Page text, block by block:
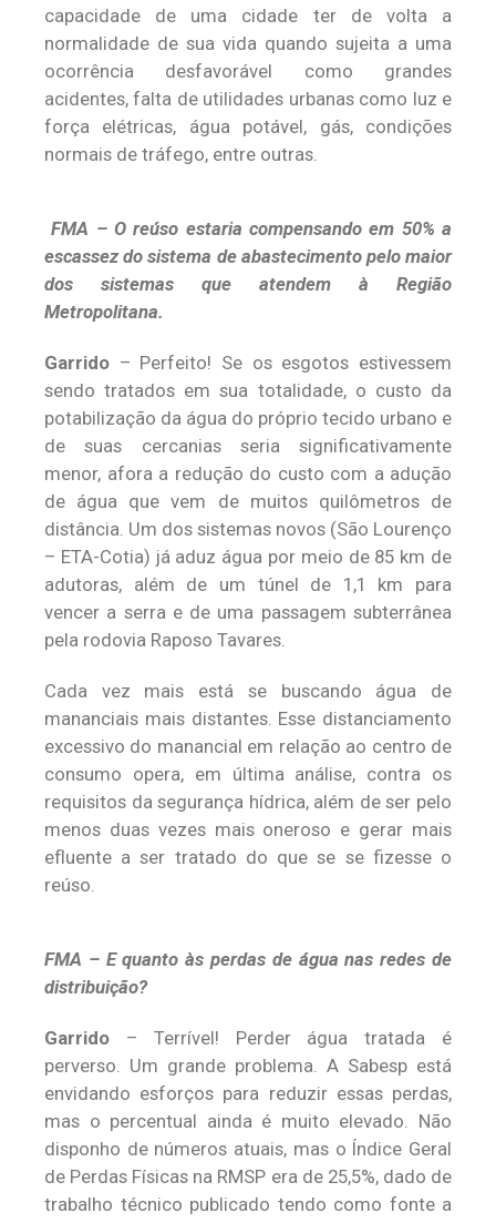
capacidade de uma cidade ter de volta a
normalidade de sua vida quando sujeita a uma
ocorrência desfavorável como grandes
acidentes, falta de utilidades urbanas como luz e
força elétricas, água potável, gás, condições
normais de tráfego, entre outras.
FMA – O reúso estaria compensando em 50% a
escassez do sistema de abastecimento pelo maior
dos sistemas que atendem à Região
Metropolitana.
Garrido – Perfeito! Se os esgotos estivessem
sendo tratados em sua totalidade, o custo da
potabilização da água do próprio tecido urbano e
de suas cercanias seria significativamente
menor, afora a redução do custo com a adução
de água que vem de muitos quilômetros de
distância. Um dos sistemas novos (São Lourenço
– ETA-Cotia) já aduz água por meio de 85 km de
adutoras, além de um túnel de 1,1 km para
vencer a serra e de uma passagem subterrânea
pela rodovia Raposo Tavares.
Cada vez mais está se buscando água de
mananciais mais distantes. Esse distanciamento
excessivo do manancial em relação ao centro de
consumo opera, em última análise, contra os
requisitos da segurança hídrica, além de ser pelo
menos duas vezes mais oneroso e gerar mais
efluente a ser tratado do que se se fizesse o
reúso.
FMA – E quanto às perdas de água nas redes de
distribuição?
Garrido – Terrível! Perder água tratada é
perverso. Um grande problema. A Sabesp está
envidando esforços para reduzir essas perdas,
mas o percentual ainda é muito elevado. Não
disponho de números atuais, mas o Índice Geral
de Perdas Físicas na RMSP era de 25,5%, dado de
trabalho técnico publicado tendo como fonte a